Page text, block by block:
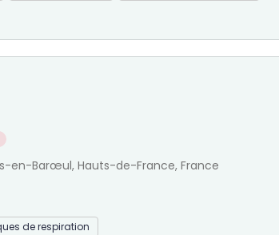
en-Barœul, Hauts-de-France, France
de respiration